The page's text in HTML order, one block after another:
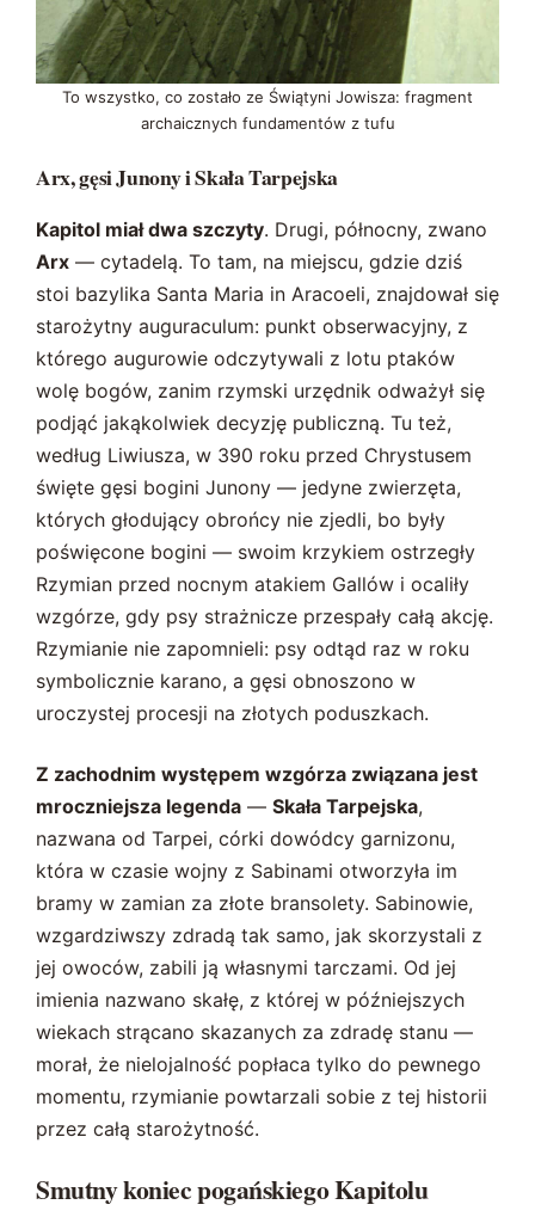
To wszystko, co zostało ze Świątyni Jowisza: fragment
archaicznych fundamentów z tufu
Arx, gęsi Junony i Skała Tarpejska
Kapitol miał dwa szczyty. Drugi, północny, zwano
Arx — cytadelą. To tam, na miejscu, gdzie dziś
stoi bazylika Santa Maria in Aracoeli, znajdował się
starożytny auguraculum: punkt obserwacyjny, z
którego augurowie odczytywali z lotu ptaków
wolę bogów, zanim rzymski urzędnik odważył się
podjąć jakąkolwiek decyzję publiczną. Tu też,
według Liwiusza, w 390 roku przed Chrystusem
święte gęsi bogini Junony — jedyne zwierzęta,
których głodujący obrońcy nie zjedli, bo były
poświęcone bogini — swoim krzykiem ostrzegły
Rzymian przed nocnym atakiem Gallów i ocaliły
wzgórze, gdy psy strażnicze przespały całą akcję.
Rzymianie nie zapomnieli: psy odtąd raz w roku
symbolicznie karano, a gęsi obnoszono w
uroczystej procesji na złotych poduszkach.
Z zachodnim występem wzgórza związana jest
mroczniejsza legenda — Skała Tarpejska,
nazwana od Tarpei, córki dowódcy garnizonu,
która w czasie wojny z Sabinami otworzyła im
bramy w zamian za złote bransolety. Sabinowie,
wzgardziwszy zdradą tak samo, jak skorzystali z
jej owoców, zabili ją własnymi tarczami. Od jej
imienia nazwano skałę, z której w późniejszych
wiekach strącano skazanych za zdradę stanu —
morał, że nielojalność popłaca tylko do pewnego
momentu, rzymianie powtarzali sobie z tej historii
przez całą starożytność.
Smutny koniec pogańskiego Kapitolu